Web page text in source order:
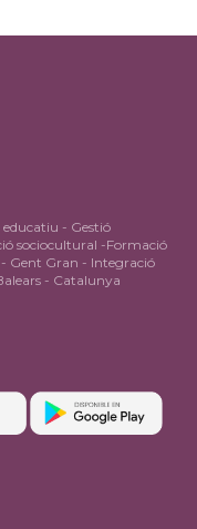
- Gestió
sociocultural -Formació
- Gent Gran - Integració
- Catalunya